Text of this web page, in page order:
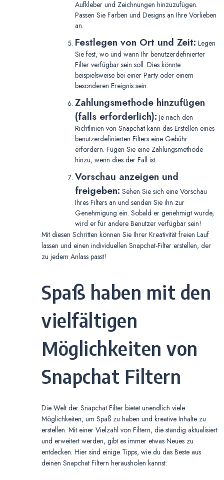
Aufkleber und Zeichnungen hinzuzufügen.
Passen Sie Farben und Designs an Ihre Vorlieben
an.
Festlegen von Ort und Zeit: Legen
Sie fest, wo und wann Ihr benutzerdefinierter
Filter verfügbar sein soll. Dies könnte
beispielsweise bei einer Party oder einem
besonderen Ereignis sein.
Zahlungsmethode hinzufügen
(falls erforderlich): Je nach den
Richtlinien von Snapchat kann das Erstellen eines
benutzerdefinierten Filters eine Gebühr
erfordern. Fügen Sie eine Zahlungsmethode
hinzu, wenn dies der Fall ist.
Vorschau anzeigen und
freigeben: Sehen Sie sich eine Vorschau
Ihres Filters an und senden Sie ihn zur
Genehmigung ein. Sobald er genehmigt wurde,
wird er für andere Benutzer verfügbar sein!
Mit diesen Schritten können Sie Ihrer Kreativität freien Lauf
lassen und einen individuellen Snapchat-Filter erstellen, der
zu jedem Anlass passt!
Spaß haben mit den
vielfältigen
Möglichkeiten von
Snapchat Filtern
Die Welt der Snapchat Filter bietet unendlich viele
Möglichkeiten, um Spaß zu haben und kreative Inhalte zu
erstellen. Mit einer Vielzahl von Filtern, die ständig aktualisiert
und erweitert werden, gibt es immer etwas Neues zu
entdecken. Hier sind einige Tipps, wie du das Beste aus
deinen Snapchat Filtern herausholen kannst: